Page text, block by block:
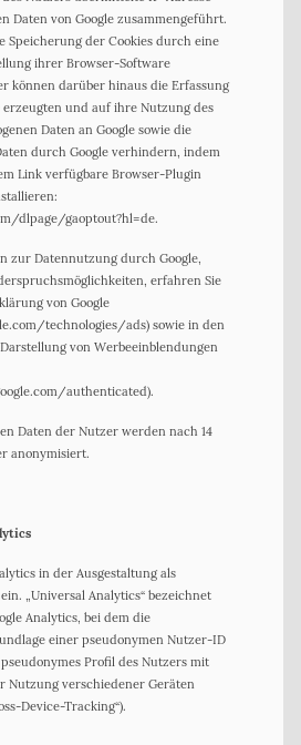
Daten von Google zusammengeführt.
Speicherung der Cookies durch eine
ihrer Browser-Software
können darüber hinaus die Erfassung
und auf ihre Nutzung des
Daten an Google sowie die
durch Google verhindern, indem
Link verfügbare Browser-Plugin
dlpage/gaoptout?hl=de.
zur Datennutzung durch Google,
erfahren Sie
von Google
technologies/ads) sowie in den
von Werbeeinblendungen
authenticated).
Daten der Nutzer werden nach 14
anonymisiert.
in der Ausgestaltung als
„Universal Analytics“ bezeichnet
Analytics, bei dem die
einer pseudonymen Nutzer-ID
Profil des Nutzers mit
Nutzung verschiedener Geräten
Device-Tracking“).